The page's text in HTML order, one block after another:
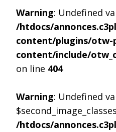
Warning: Undefined
/htdocs/
content/plugins/otw-
content/include/
on line 404
Warning: Undefined
/htdocs/